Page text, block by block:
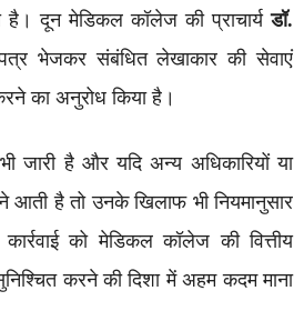
है। दून मेडिकल कॉलेज की प्राचार्यडॉ.
भेजकर संबंधित लेखाकार की सेवाएं
का अनुरोध किया है।
जारी है और यदि अन्य अधिकारियों या
आती है तो उनके खिलाफ भी नियमानुसार
को मेडिकल कॉलेज की वित्तीय
करने की दिशा में अहम कदम माना